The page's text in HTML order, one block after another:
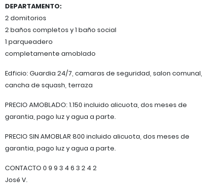
DEPARTAMENTO:
2 domitorios
2 baños completos y 1 baño social
1 parqueadero
completamente amoblado
Edficio: Guardia 24/7, camaras de seguridad, salon comunal,
cancha de squash, terraza
PRECIO AMOBLADO: 1.150 incluido alicuota, dos meses de
garantia, pago luz y agua a parte.
PRECIO SIN AMOBLAR 800 incluido alicuota, dos meses de
garantia, pago luz y agua a parte.
CONTACTO 0 9 9 3 4 6 3 2 4 2
José V.